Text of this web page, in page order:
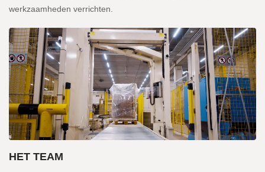
werkzaamheden verrichten.
HET TEAM